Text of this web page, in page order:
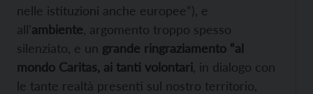
nelle istituzioni anche europee”), e
all’ambiente , argomento troppo spesso
silenziato, e un grande ringraziamento “al
mondo Caritas, ai tanti volontari , in dialogo con
le tante realtà presenti sul nostro territorio,